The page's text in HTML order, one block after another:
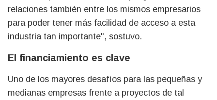
relaciones también entre los mismos empresarios
para poder tener más facilidad de acceso a esta
industria tan importante", sostuvo.
El financiamiento es clave
Uno de los mayores desafíos para las pequeñas y
medianas empresas frente a proyectos de tal